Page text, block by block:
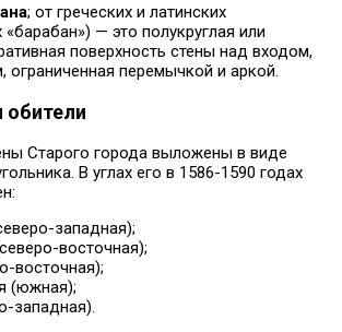
; от греческих и латинских
— это полукруглая или
поверхность стены над входом,
перемычкой и аркой.
Старого города выложены в виде
В углах его в 1586-1590 годах
западная);
восточная);
восточная);
(южная);
западная).